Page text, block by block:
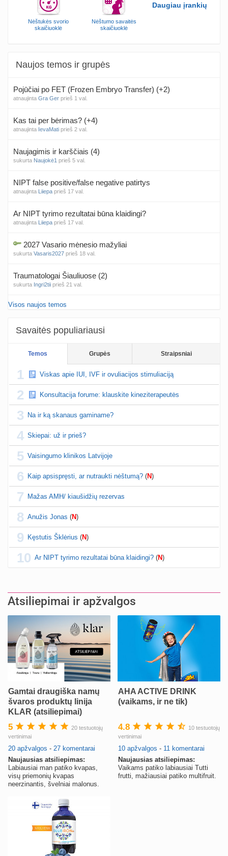
Nėštukės svorio
skaičiuoklė
Nėštumo savaitės
skaičiuoklė
Daugiau įrankių
Naujos temos ir grupės
Pojūčiai po FET (Frozen Embryo Transfer) (+2)
atnaujinta Gra Ger prieš 1 val.
Kas tai per bėrimas? (+4)
atnaujinta IevaMati prieš 2 val.
Naujagimis ir karščiais (4)
sukurta Naujokė1 prieš 5 val.
NIPT false positive/false negative patirtys
atnaujinta Liiepa prieš 17 val.
Ar NIPT tyrimo rezultatai būna klaidingi?
atnaujinta Liiepa prieš 17 val.
2027 Vasario mėnesio mažyliai
sukurta Vasaris2027 prieš 18 val.
Traumatologai Šiauliuose (2)
sukurta Ingri2tii prieš 21 val.
Čakru valymas
Kęstutis Šklėrius
Kovo mėnesio dvyniai
sukurtaAgnieskaAdele prieš 1 d.
Anužis Jonas
Valdorfo mokyklos
sukurtababarikė prieš 1 d.
Gražiausi, rečiausi berniukų vardai :)
atnaujinta
Crinone gelio (progesterono) naudojimas
atnaujinta prieš 1 d.
Perspėjimas dėl pardavėjo „Mantvis“
sukurta Soliaris73
sukurta
atnaujintaŠviesa777 prieš 2 d.
Gijimas po hemorojaus operacijos
prieš 2 d.
ŽPV (žmogaus papilomos virusas) (+3)
atnaujintaSvaja1234 prieš 2 d.
sukurta TD asistentė prieš 3 d.
Dažniausi klausimai apie cezario pjūvį (+2)
lytinis brendimas (3)
sukurtadanguolyte prieš 3 d.
TD testuotojos! (bendra tema)
atnaujintaKarlitele prieš 3 d.
vaiko drabuziai (2)
danguolyte prieš 3 d.
Privatumo ribos (11)
danguolyte prieš 4 d.
Visos naujos temos
Savaitės populiariausi
Temos Grupės Straipsniai
1 Viskas apie IUI, IVF ir ovuliacijos stimuliaciją
2 Konsultacija forume: klauskite kineziterapeutės
3 Na ir ką skanaus gaminame?
4 Skiepai: už ir prieš?
5 Vaisingumo klinikos Latvijoje
6 Kaip apsispręsti, ar nutraukti nėštumą? (N)
7 Mažas AMH/ kiaušidžių rezervas
8 Anužis Jonas (N)
9 Kęstutis Šklėrius (N)
10 Ar NIPT tyrimo rezultatai būna klaidingi? (N)
Atsiliepimai ir apžvalgos
Gamtai draugiška namų
švaros produktų linija
KLAR (atsiliepimai)
5
20 testuotojų
vertinimai
20 apžvalgos - 27 komentarai
Naujausias atsiliepimas:
Labiausiai man patiko kvapas,
visų priemonių kvapas
neerzinantis, švelniai malonus.
AHA ACTIVE DRINK
(vaikams, ir ne tik)
4.8
10 testuotojų
vertinimai
10 apžvalgos - 11 komentarai
Naujausias atsiliepimas:
Vaikams patiko labiausiai Tutti
frutti, mažiausiai patiko multifruit.